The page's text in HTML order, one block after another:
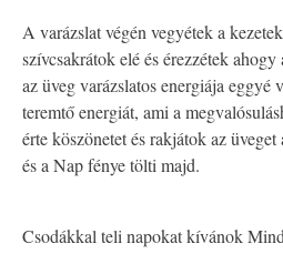
A varázslat végén vegyétek a
szívcsakrátok elé és érezzétek ahogy
az üveg varázslatos energiája eggyé
teremtő energiát, ami a
érte köszönetet és rakjátok az
és a Nap fénye tölti majd.
Csodákkal teli napokat kívánok